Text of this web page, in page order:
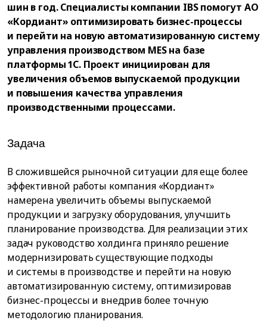
шин в год. Специалисты компании IBS помогут АО
«Кордиант» оптимизировать бизнес-процессы
и перейти на новую автоматизированную систему
управления производством MES на базе
платформы 1С. Проект инициирован для
увеличения объемов выпускаемой продукции
и повышения качества управления
производственными процессами.
Задача
В сложившейся рыночной ситуации для еще более
эффективной работы компания «Кордиант»
намерена увеличить объемы выпускаемой
продукции и загрузку оборудования, улучшить
планирование производства. Для реализации этих
задач руководство холдинга приняло решение
модернизировать существующие подходы
и системы в производстве и перейти на новую
автоматизированную систему, оптимизировав
бизнес-процессы и внедрив более точную
методологию планирования.